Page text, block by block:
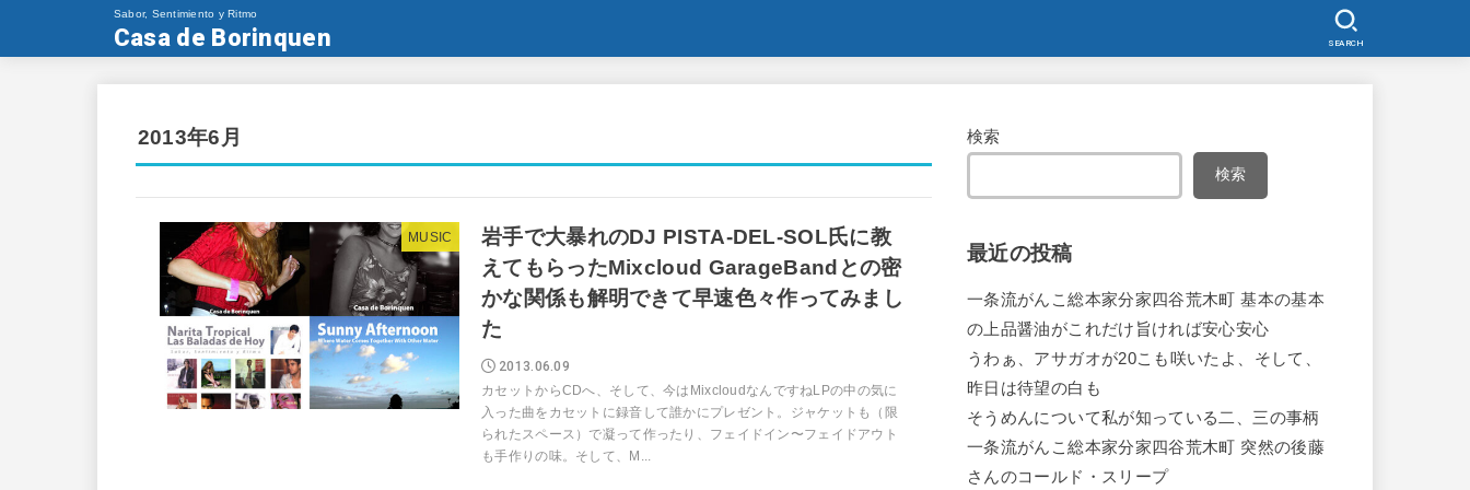
Sabor, Sentimiento y Ritmo
Casa de Borinquen SEARCH
2013年6月
MUSIC
岩手で大暴れのDJ PISTA-DEL-SOL氏に教
えてもらったMixcloud GarageBandとの密
かな関係も解明できて早速色々作ってみまし
た
2013.06.09
カセットからCDへ、そして、今はMixcloudなんですねLPの中の気に
入った曲をカセットに録音して誰かにプレゼント。ジャケットも（限
られたスペース）で凝って作ったり、フェイドイン〜フェイドアウト
も手作りの味。そして、M...
検索
検索
最近の投稿
一条流がんこ総本家分家四谷荒木町 基本の基本
の上品醤油がこれだけ旨ければ安心安心
うわぁ、アサガオが20こも咲いたよ、そして、
昨日は待望の白も
そうめんについて私が知っている二、三の事柄
一条流がんこ総本家分家四谷荒木町 突然の後藤
さんのコールド・スリープ